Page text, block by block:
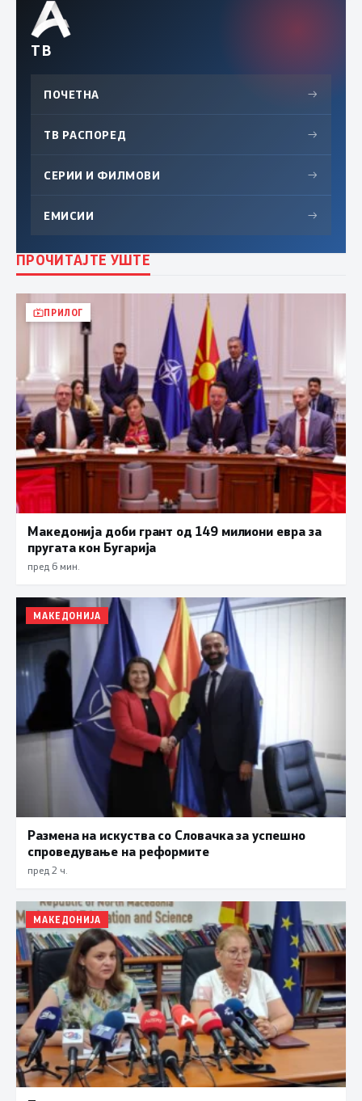
ТВ
ПОЧЕТНА →
ТВ РАСПОРЕД →
СЕРИИ И ФИЛМОВИ →
ЕМИСИИ →
ПРОЧИТАЈТЕ УШТЕ
ПРИЛОГ
Македонија доби грант од 149 милиони евра за
пругата кон Бугарија
пред 6 мин.
МАКЕДОНИЈА
Размена на искуства со Словачка за успешно
спроведување на реформите
пред 2 ч.
МАКЕДОНИЈА